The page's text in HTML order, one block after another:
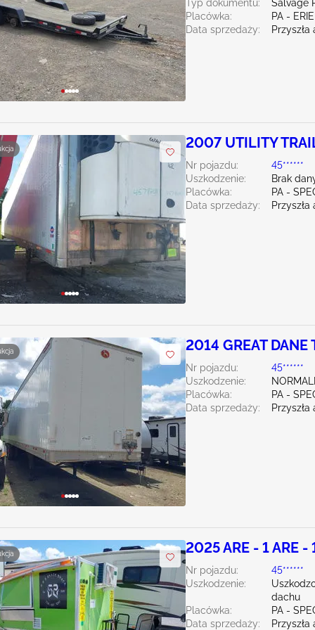
Typ dokumentu:
Salvage
Placówka:
PA - ERIE
Data sprzedaży:
Przyszła
2007 UTILITY
Manufacturer
Nr pojazdu:
45******
Uszkodzenie:
Brak
Placówka:
PA -
Data sprzedaży:
Przyszła
2014 GREAT
Nr pojazdu:
45******
Uszkodzenie:
Placówka:
PA -
Data sprzedaży:
Przyszła
2025 ARE - 1 ARE -
Nr pojazdu:
45******
Uszkodzenie:
dachu
Placówka:
PA -
Data sprzedaży:
Przyszła